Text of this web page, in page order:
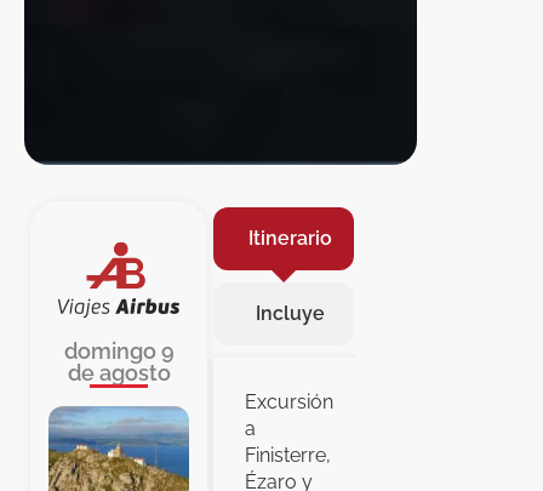
domingo 9
de agosto
Itinerario
Incluye
Excursión
a
Finisterre,
Ézaro y